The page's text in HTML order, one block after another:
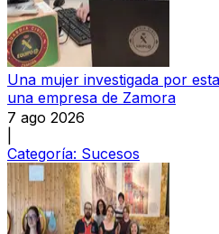
Una mujer investigada por
una empresa de Zamora
7 ago 2026
Categoría: Sucesos